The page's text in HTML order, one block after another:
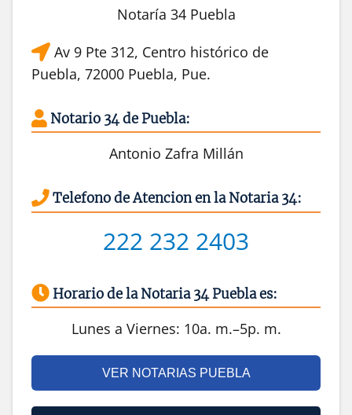
Notaría 34 Puebla
Av 9 Pte 312, Centro histórico de
Puebla, 72000 Puebla, Pue.
Notario 34 de Puebla:
Antonio Zafra Millán
Telefono de Atencion en la Notaria 34:
222 232 2403
Horario de la Notaria 34 Puebla es:
Lunes a Viernes: 10a. m.–5p. m.
VER NOTARIAS PUEBLA